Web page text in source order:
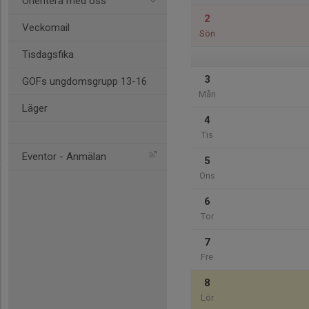
Veckomail
Tisdagsfika
GOFs ungdomsgrupp 13-16
Läger
Eventor - Anmälan
2
Sön
3
Mån
4
Tis
5
Ons
6
Tor
7
Fre
8
Lör